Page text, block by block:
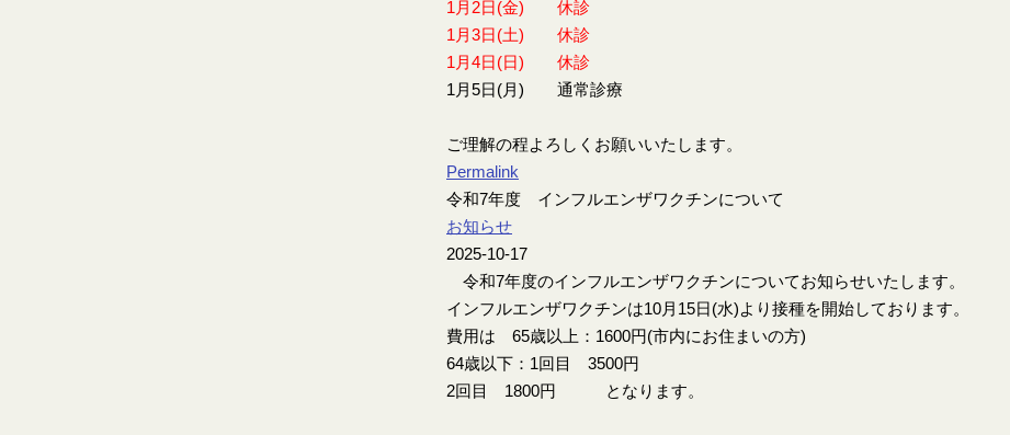
1月2日(金) 休診
1月3日(土) 休診
1月4日(日) 休診
1月5日(月) 通常診療
ご理解の程よろしくお願いいたします。
Permalink
令和7年度 インフルエンザワクチンについて
お知らせ
2025-10-17
令和7年度のインフルエンザワクチンについてお知らせいたします。
インフルエンザワクチンは10月15日(水)より接種を開始しております。
費用は 65歳以上：1600円(市内にお住まいの方)
64歳以下：1回目 3500円
2回目 1800円 となります。